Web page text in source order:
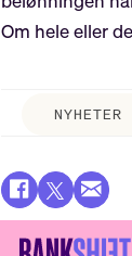
Om hele eller
NYHETER